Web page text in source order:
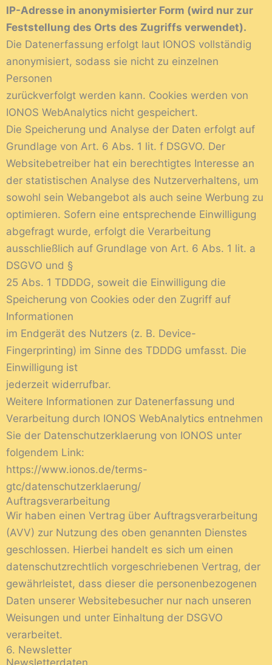
IP-Adresse in anonymisierter Form (wird nur zur
Feststellung des Orts des Zugriffs verwendet).
Die Datenerfassung erfolgt laut IONOS vollständig
anonymisiert, sodass sie nicht zu einzelnen
Personen
zurückverfolgt werden kann. Cookies werden von
IONOS WebAnalytics nicht gespeichert.
Die Speicherung und Analyse der Daten erfolgt auf
Grundlage von Art. 6 Abs. 1 lit. f DSGVO. Der
Websitebetreiber hat ein berechtigtes Interesse an
der statistischen Analyse des Nutzerverhaltens, um
sowohl sein Webangebot als auch seine Werbung zu
optimieren. Sofern eine entsprechende Einwilligung
abgefragt wurde, erfolgt die Verarbeitung
ausschließlich auf Grundlage von Art. 6 Abs. 1 lit. a
DSGVO und §
25 Abs. 1 TDDDG, soweit die Einwilligung die
Speicherung von Cookies oder den Zugriff auf
Informationen
im Endgerät des Nutzers (z. B. Device-
Fingerprinting) im Sinne des TDDDG umfasst. Die
Einwilligung ist
jederzeit widerrufbar.
Weitere Informationen zur Datenerfassung und
Verarbeitung durch IONOS WebAnalytics entnehmen
Sie der Datenschutzerklaerung von IONOS unter
folgendem Link:
https://www.ionos.de/terms-
gtc/datenschutzerklaerung/
Auftragsverarbeitung
Wir haben einen Vertrag über Auftragsverarbeitung
(AVV) zur Nutzung des oben genannten Dienstes
geschlossen. Hierbei handelt es sich um einen
datenschutzrechtlich vorgeschriebenen Vertrag, der
gewährleistet, dass dieser die personenbezogenen
Daten unserer Websitebesucher nur nach unseren
Weisungen und unter Einhaltung der DSGVO
verarbeitet.
6. Newsletter
Newsletterdaten